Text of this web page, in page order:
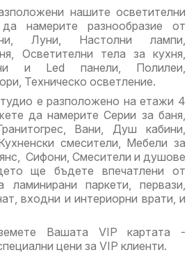
нашите осветителни
намерите разнообразие от
Луни, Настолни лампи,
Осветителни тела за кухня,
и Led панели, Полилеи,
Техническо осветление.
е разположено на етажи 4
да намерите Серии за баня,
Вани, Душ кабини,
смесители, Мебели за
Сифони, Смесители и душове
ще бъдете впечатлени от
ламинирани паркети, первази,
входни и интериорни врати, и
Вашата VIP картата -
цени за VIP клиенти.